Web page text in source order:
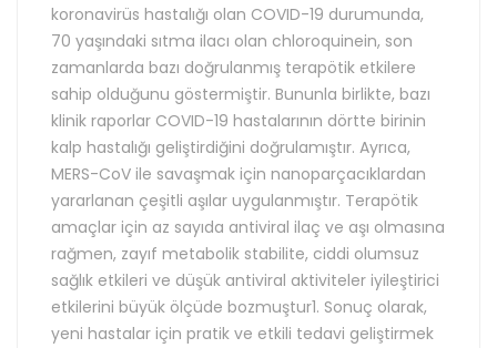
koronavirüs hastalığı olan COVID-19 durumunda,
70 yaşındaki sıtma ilacı olan chloroquinein, son
zamanlarda bazı doğrulanmış terapötik etkilere
sahip olduğunu göstermiştir. Bununla birlikte, bazı
klinik raporlar COVID-19 hastalarının dörtte birinin
kalp hastalığı geliştirdiğini doğrulamıştır. Ayrıca,
MERS-CoV ile savaşmak için nanoparçacıklardan
yararlanan çeşitli aşılar uygulanmıştır. Terapötik
amaçlar için az sayıda antiviral ilaç ve aşı olmasına
rağmen, zayıf metabolik stabilite, ciddi olumsuz
sağlık etkileri ve düşük antiviral aktiviteler iyileştirici
etkilerini büyük ölçüde bozmuştur1. Sonuç olarak,
yeni hastalar için pratik ve etkili tedavi geliştirmek